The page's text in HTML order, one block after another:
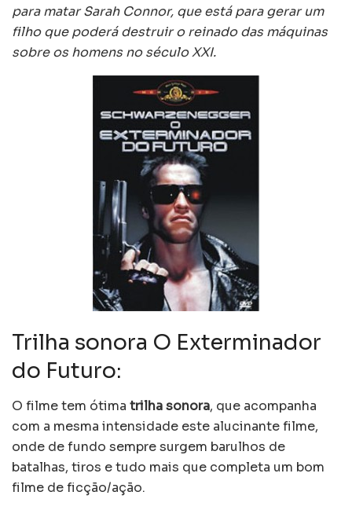
para matar Sarah Connor, que está para gerar um
filho que poderá destruir o reinado das máquinas
sobre os homens no século XXI.
Trilha sonora O Exterminador
do Futuro:
O filme tem ótima trilha sonora, que acompanha
com a mesma intensidade este alucinante filme,
onde de fundo sempre surgem barulhos de
batalhas, tiros e tudo mais que completa um bom
filme de ficção/ação.